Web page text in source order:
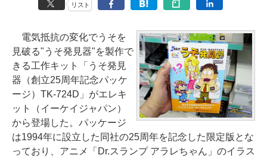
リスト
電気抵抗の変化でうそを
見破る"うそ発見器"を製作で
きる工作キット「うそ発見
器（創立25周年記念パッケ
ージ）TK-724D」がエレキ
ット（イーケイジャパン）
から登場した。パッケージ
は1994年に設立した同社の25周年を記念した限定版とな
っており、アニメ「Dr.スランプ アラレちゃん」のイラス